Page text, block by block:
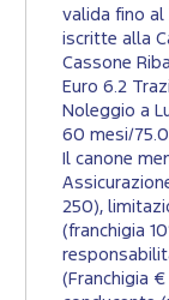
valida fino al
iscritte alla
Cassone
Euro 6.2
Noleggio a
60 mesi/
Il canone
250),
(franchigia
(Franchigia